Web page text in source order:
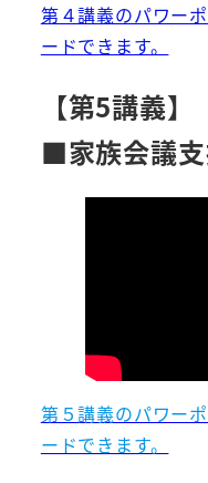
第４講義のパワー
ードできます。
【第5講義】
■家族会議支
第５講義のパワー
ードできます。